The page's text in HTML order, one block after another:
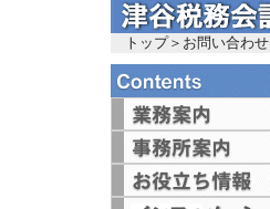
トップ＞ お問い合わせ